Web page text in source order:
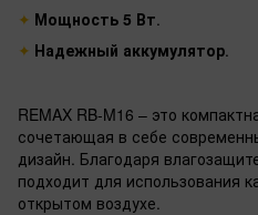
Мощность 5 Вт.
Надежный аккумулятор.
REMAX RB-M16 – это
сочетающая в себе
дизайн. Благодаря
подходит для использования
открытом воздухе.